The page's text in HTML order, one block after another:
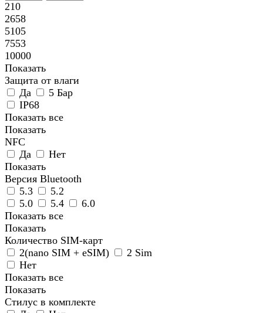
210
2658
5105
7553
10000
Показать
Защита от влаги
Да
5 Бар
IP68
Показать все
Показать
NFC
Да
Нет
Показать
Версия Bluetooth
5.3
5.2
5.0
5.4
6.0
Показать все
Показать
Количество SIM-карт
2(nano SIM + eSIM)
2 Sim
Нет
Показать все
Показать
Стилус в комплекте